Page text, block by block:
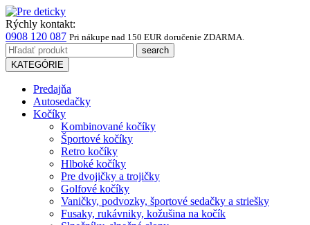
Rýchly kontakt:
0908 120 087 Pri nákupe nad 150 EUR doručenie ZDARMA.
KATEGÓRIE
Predajňa
Autosedačky
Kočíky
Kombinované kočíky
Športové kočíky
Retro kočíky
Hlboké kočíky
Pre dvojičky a trojičky
Golfové kočíky
Vaničky, podvozky, športové sedačky a striešky
Fusaky, rukávniky, kožušina na kočík